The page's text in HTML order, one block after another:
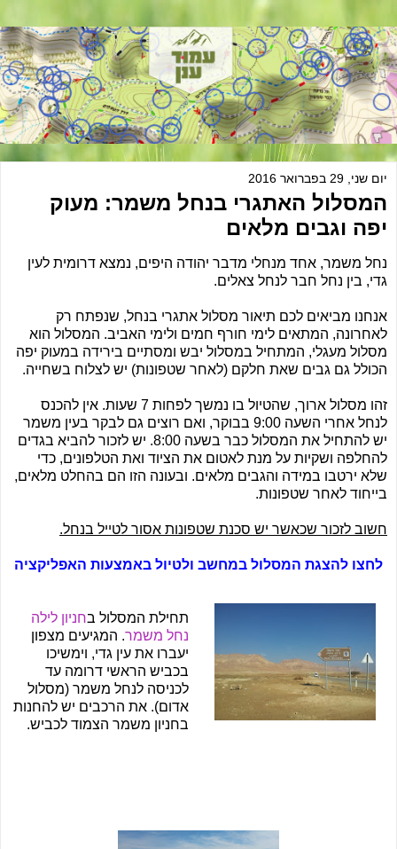
יום שני, 29 בפברואר 2016
המסלול האתגרי בנחל משמר: מעוק
יפה וגבים מלאים
נחל משמר, אחד מנחלי מדבר יהודה היפים, נמצא דרומית לעין
גדי, בין נחל חבר לנחל צאלים.
אנחנו מביאים לכם תיאור מסלול אתגרי בנחל, שנפתח רק
לאחרונה, המתאים לימי חורף חמים ולימי האביב. המסלול הוא
מסלול מעגלי, המתחיל במסלול יבש ומסתיים בירידה במעוק יפה
הכולל גם גבים שאת חלקם (לאחר שטפונות) יש לצלוח בשחייה.
זהו מסלול ארוך, שהטיול בו נמשך לפחות 7 שעות. אין להכנס
לנחל אחרי השעה 9:00 בבוקר, ואם רוצים גם לבקר בעין משמר
יש להתחיל את המסלול כבר בשעה 8:00. יש לזכור להביא בגדים
להחלפה ושקיות על מנת לאטום את הציוד ואת הטלפונים, כדי
שלא ירטבו במידה והגבים מלאים. ובעונה הזו הם בהחלט מלאים,
בייחוד לאחר שטפונות.
חשוב לזכור שכאשר יש סכנת שטפונות אסור לטייל בנחל.
לחצו להצגת המסלול במחשב ולטיול באמצעות האפליקציה
תחילת המסלול בחניון לילה
נחל משמר. המגיעים מצפון
יעברו את עין גדי, וימשיכו
בכביש הראשי דרומה עד
לכניסה לנחל משמר (מסלול
אדום). את הרכבים יש להחנות
בחניון משמר הצמוד לכביש.